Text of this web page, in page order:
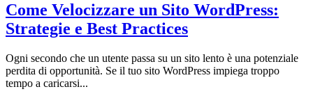
Come Velocizzare un Sito WordPress:
Strategie e Best Practices
Ogni secondo che un utente passa su un sito lento è una potenziale
perdita di opportunità. Se il tuo sito WordPress impiega troppo
tempo a caricarsi...